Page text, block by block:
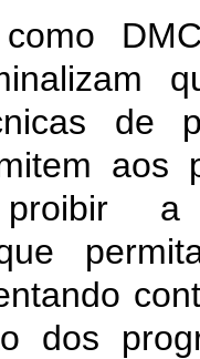
como
de
aos
proibir
dos